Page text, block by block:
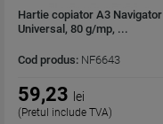
Hartie copiator A3 Navigator
Universal, 80 g/mp, ...
Cod produs: NF6643
59,23 lei
(Pretul include TVA)